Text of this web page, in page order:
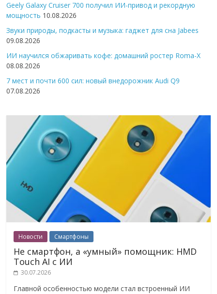
Geely Galaxy Cruiser 700 получил ИИ-привод и рекордную
мощность 10.08.2026
Звуки природы, подкасты и музыка: гаджет для сна Jabees
09.08.2026
ИИ научился обжаривать кофе: домашний ростер Roma-X
08.08.2026
7 мест и почти 600 сил: новый внедорожник Audi Q9
07.08.2026
Новости Смартфоны
Не смартфон, а «умный» помощник: HMD
Touch AI с ИИ
30.07.2026
Главной особенностью модели стал встроенный ИИ